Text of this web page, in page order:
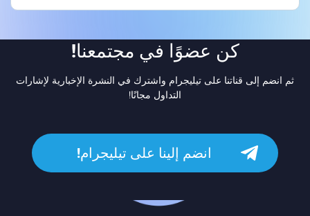
كن عضوًا في مجتمعنا!
ثم انضم إلى قناتنا على تيليجرام واشترك في النشرة الإخبارية لإشارات
التداول مجانًا!
انضم إلينا على تيليجرام!